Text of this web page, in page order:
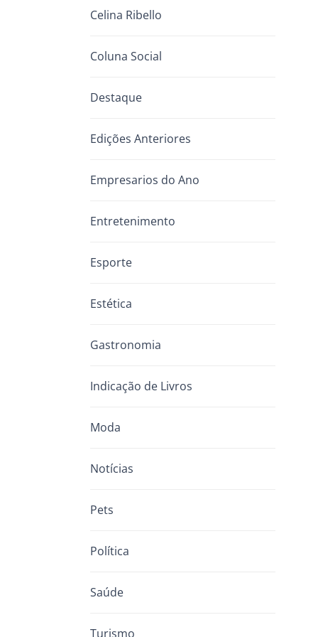
Celina Ribello
Coluna Social
Destaque
Edições Anteriores
Empresarios do Ano
Entretenimento
Esporte
Estética
Gastronomia
Indicação de Livros
Moda
Notícias
Pets
Política
Saúde
Turismo